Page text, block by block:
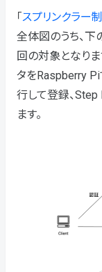
「スプリンクラー
全体図のうち、
回の対象となり
タをRaspberry Pi
行して登録、
ます。